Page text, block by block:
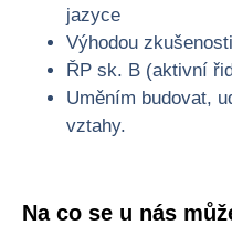
jazyce
Výhodou
ŘP sk. B (aktivní
Uměním budovat,
vztahy.
Na co se u nás